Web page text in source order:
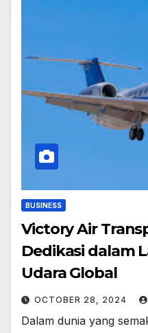
BUSINESS
Victory Air
Dedikasi dalam
Udara Global
OCTOBER 28, 2024
Dalam dunia yang